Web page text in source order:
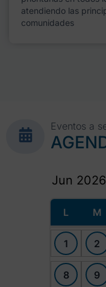
atendiendo las
comunidades
Eventos a
L M
1 2
8 9